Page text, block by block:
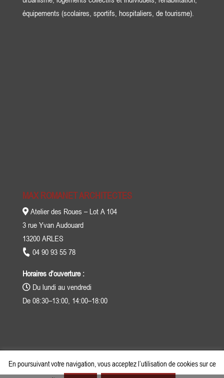
équipements (scolaires, sportifs, hospitaliers, de tourisme).
MAX ROMANET ARCHITECTES
Atelier des Roues – Lot A 104
3 rue Yvan Audouard
13200 ARLES
04 90 93 55 78
Horaires d'ouverture :
Du lundi au vendredi
De 08:30–13:00, 14:00–18:00
Design deBS CONSEIL- © 2026 -Mentions légales-
En poursuivant votre navigation, vous acceptez l’utilisation de cookies sur ce